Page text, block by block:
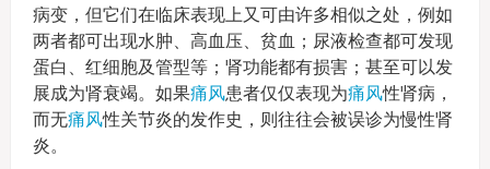
病变，但它们在临床表现上又可由许多相似之处，例如
两者都可出现水肿、高血压、贫血；尿液检查都可发现
蛋白、红细胞及管型等；肾功能都有损害；甚至可以发
展成为肾衰竭。如果痛风患者仅仅表现为痛风性肾病，
而无痛风性关节炎的发作史，则往往会被误诊为慢性肾
炎。